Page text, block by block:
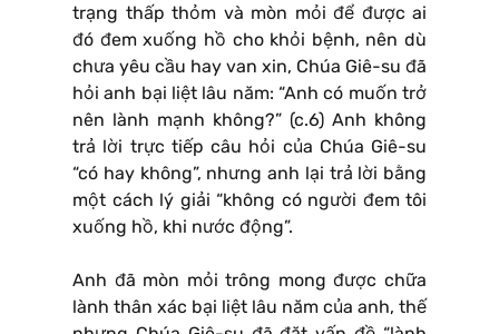
trạng thấp thỏm và mòn mỏi để được ai
đó đem xuống hồ cho khỏi bệnh, nên dù
chưa yêu cầu hay van xin, Chúa Giê-su đã
hỏi anh bại liệt lâu năm: “Anh có muốn trở
nên lành mạnh không?” (c.6) Anh không
trả lời trực tiếp câu hỏi của Chúa Giê-su
“có hay không”, nhưng anh lại trả lời bằng
một cách lý giải “không có người đem tôi
xuống hồ, khi nước động”.
Anh đã mòn mỏi trông mong được chữa
lành thân xác bại liệt lâu năm của anh, thế